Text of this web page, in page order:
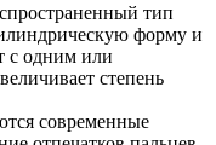
тип
форму и
с одним или
степень
современные